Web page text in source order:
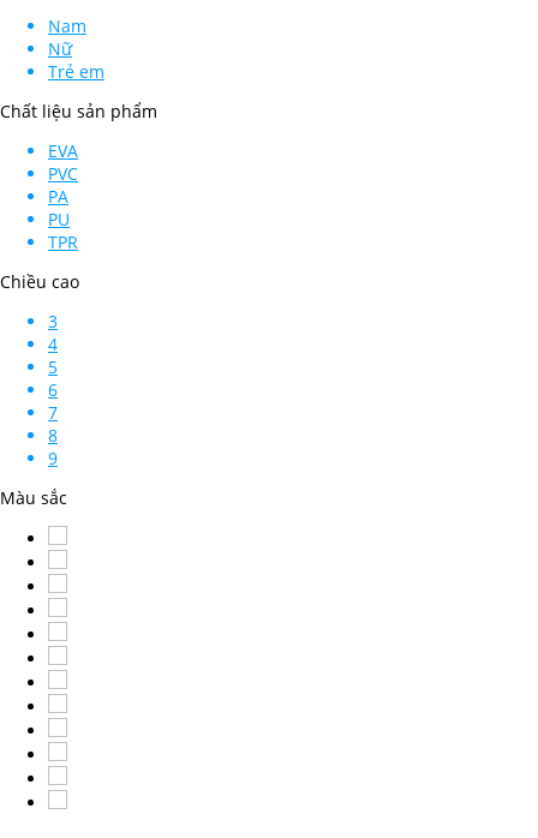
Nam
Nữ
Trẻ em
Chất liệu sản phẩm
EVA
PVC
PA
PU
TPR
Chiều cao
3
4
5
6
7
8
9
Màu sắc